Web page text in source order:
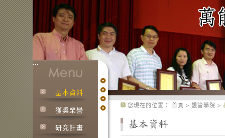
:::
基本資料
獲獎榮譽
研究計畫
您現在的位置： 首頁 > 觀管學院 >